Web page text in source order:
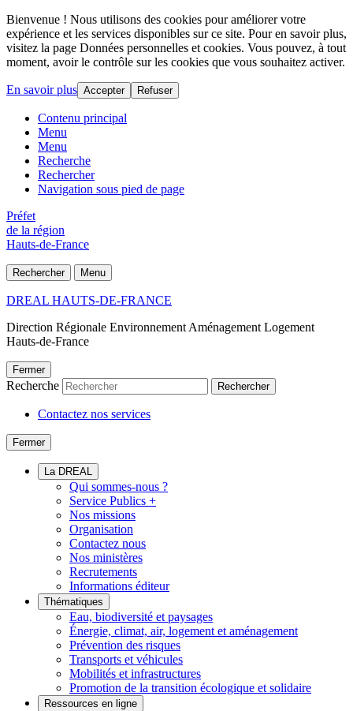
Bienvenue ! Nous utilisons des cookies pour améliorer votre
expérience et les services disponibles sur ce site. Pour en savoir plus,
visitez la page Données personnelles et cookies. Vous pouvez, à tout
moment, avoir le contrôle sur les cookies que vous souhaitez activer.
En savoir plus Accepter Refuser
Contenu principal
Menu
Menu
Recherche
Rechercher
Navigation sous pied de page
Préfet
de la région
Hauts-de-France
Rechercher Menu
DREAL HAUTS-DE-FRANCE
Direction Régionale Environnement Aménagement Logement
Hauts-de-France
Fermer
Recherche Rechercher
Contactez nos services
Fermer
La DREAL
Qui sommes-nous ?
Service Publics +
Nos missions
Organisation
Contactez nous
Nos ministères
Recrutements
Informations éditeur
Thématiques
Eau, biodiversité et paysages
Énergie, climat, air, logement et aménagement
Prévention des risques
Transports et véhicules
Mobilités et infrastructures
Promotion de la transition écologique et solidaire
Ressources en ligne